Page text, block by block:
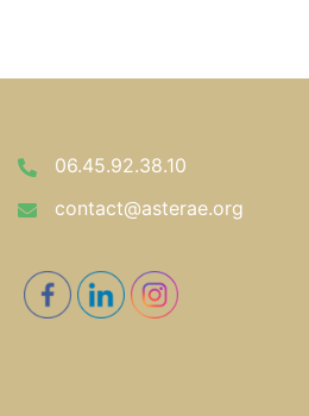
06.45.92.38.10
contact@asterae.org